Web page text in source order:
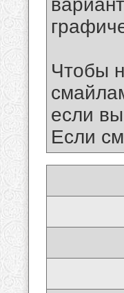
Чтобы
если
Если